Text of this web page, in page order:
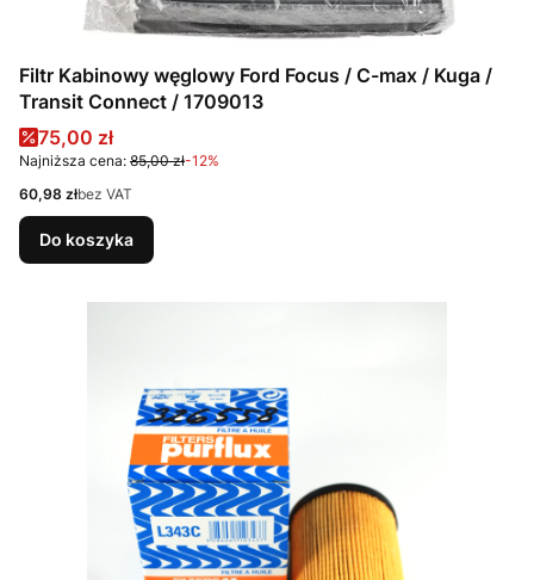
Filtr Kabinowy węglowy Ford Focus / C-max / Kuga /
Transit Connect / 1709013
Cena promocyjna
75,00 zł
Najniższa cena: 85,00 zł-12%
Cena
60,98 złbez VAT
Do koszyka